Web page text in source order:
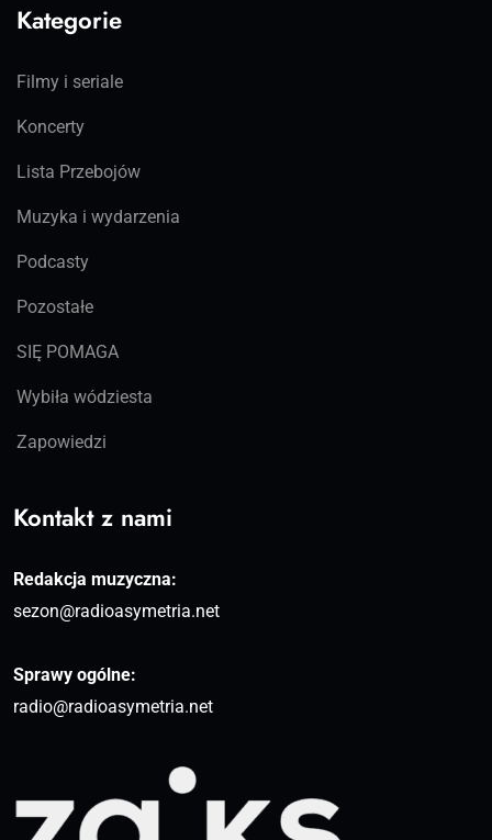
Kategorie
Filmy i seriale
Koncerty
Lista Przebojów
Muzyka i wydarzenia
Podcasty
Pozostałe
SIĘ POMAGA
Wybiła wódziesta
Zapowiedzi
Kontakt z nami
Redakcja muzyczna:
sezon@radioasymetria.net
Sprawy ogólne:
radio@radioasymetria.net